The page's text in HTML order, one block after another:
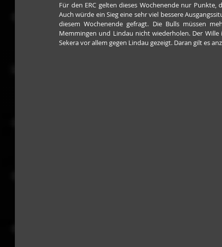
Für den ERC gelten dieses Wochenende nur
Auch würde ein Sieg eine sehr viel bessere
diesem Wochenende gefragt. Die Bulls müssen
Memmingen und Lindau nicht wiederholen. Der
Sekera vor allem gegen Lindau gezeigt. Daran gilt es